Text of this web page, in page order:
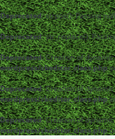
Deprecated: strpos(): Passing
Deprecated: str_replace():
Deprecated: Creation of
wordpress/ckeditor_class.php
Deprecated: Creation of
wordpress/ckeditor_class.php
Deprecated: Creation of
wordpress/ckeditor_class.php